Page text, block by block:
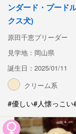
ンダード・プード
クス犬)
原田千恵ブリーダー
見学地：岡山県
誕生日：2025/01/11
クリーム系
#優しい#人懐っこい